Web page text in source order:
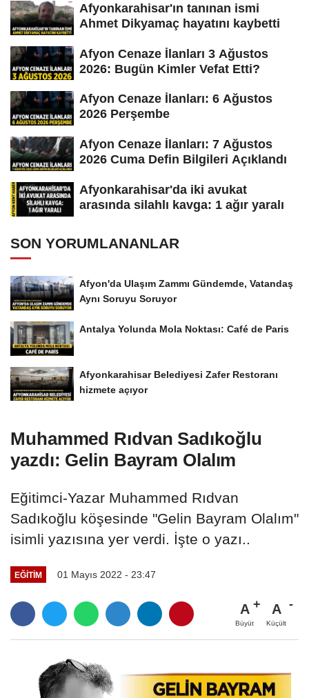
Afyonkarahisar'ın tanınan ismi
Ahmet Dikyamaç hayatını kaybetti
Afyon Cenaze İlanları 3 Ağustos
2026: Bugün Kimler Vefat Etti?
Afyon Cenaze İlanları: 6 Ağustos
2026 Perşembe
Afyon Cenaze İlanları: 7 Ağustos
2026 Cuma Defin Bilgileri Açıklandı
Afyonkarahisar'da iki avukat
arasında silahlı kavga: 1 ağır yaralı
SON YORUMLANANLAR
Afyon'da Ulaşım Zammı Gündemde, Vatandaş
Aynı Soruyu Soruyor
Antalya Yolunda Mola Noktası: Café de Paris
Afyonkarahisar Belediyesi Zafer Restoranı
hizmete açıyor
Muhammed Rıdvan Sadıkoğlu
yazdı: Gelin Bayram Olalım
Eğitimci-Yazar Muhammed Rıdvan
Sadıkoğlu köşesinde "Gelin Bayram Olalım"
isimli yazısına yer verdi. İşte o yazı..
EĞITIM 01 Mayıs 2022 - 23:47
A
Büyüt
A
Küçült